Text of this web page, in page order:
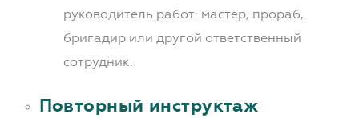
руководитель работ: мастер, прораб,
бригадир или другой ответственный
сотрудник.
Повторный инструктаж